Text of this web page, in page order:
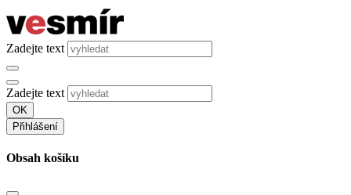
Zadejte text
Zadejte text
OK
Přihlášení
Obsah košíku